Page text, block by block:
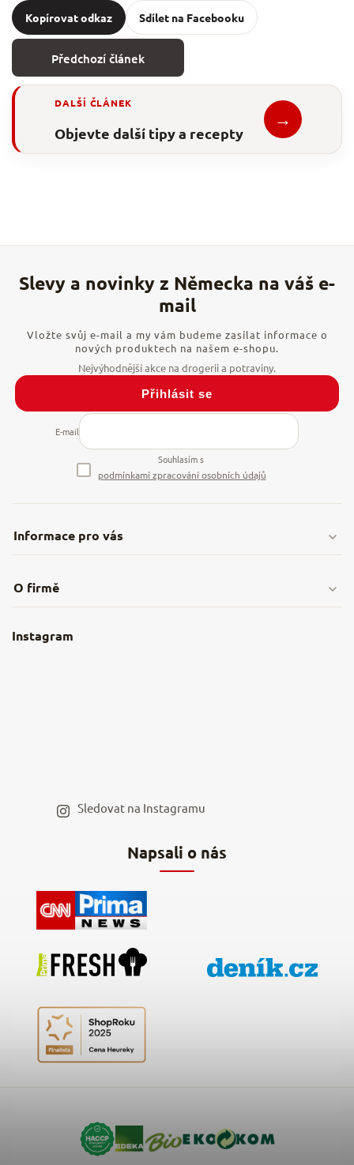
Kopírovat odkaz Sdílet na Facebooku
Předchozí článek
DALŠÍ ČLÁNEK
Objevte další tipy a recepty
→
Informace pro vás
Obchodní podmínky
Nejčastější dotazy
Vložte svůj e-mail a my vám budeme zasílat informace o
nových produktech na našem e-shopu.
E-mail
Souhlasím s
podmínkami zpracování osobních údajů
Přihlásit se
Napsali o nás
Instagram
Sledovat na Instagramu
O firmě
Hodnocení obchodu